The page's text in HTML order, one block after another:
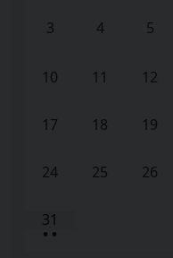
3 4 5
10 11 12
17 18 19
24 25 26
31
• •